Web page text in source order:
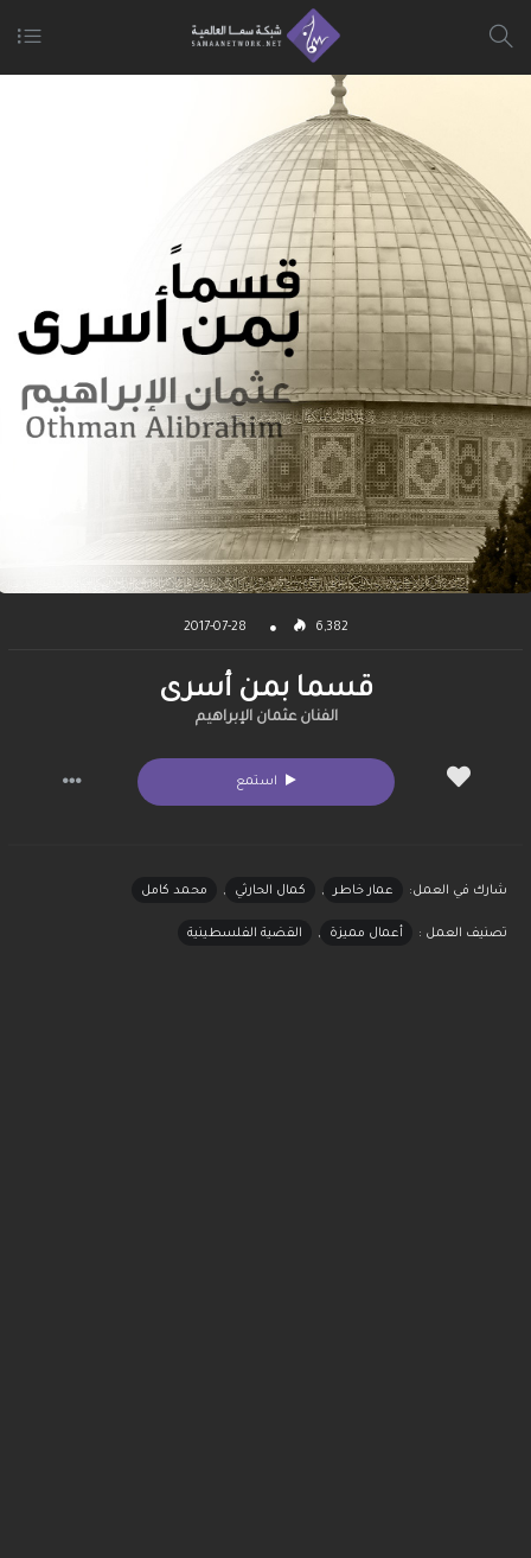
6,382
2017-07-28
قسما بمن أسرى
الفنان عثمان الإبراهيم
استمع
شارك في العمل: عمار خاطر , كمال الحارثي , محمد كامل
تصنيف العمل : أعمال مميزة , القضية الفلسطينية